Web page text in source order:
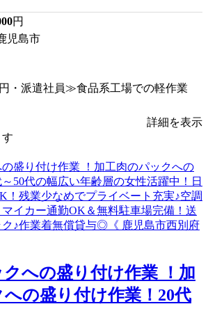
円
児島市
・派遣社員≫食品系工場での軽作業
詳細を表示
への盛り付け作業 ！加
の盛り付け作業！20代